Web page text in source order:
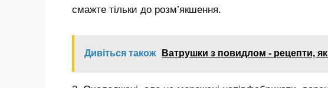
смажте тільки до розм’якшення.
Дивіться також Ватрушки з повидлом - рецепти,